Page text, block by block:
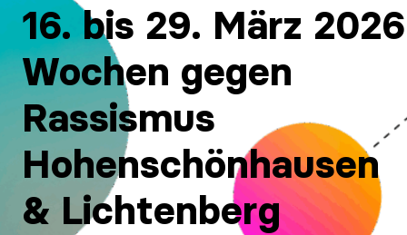
16. bis 29. März 2026
Wochen gegen
Rassismus
Hohenschönhausen
& Lichtenberg